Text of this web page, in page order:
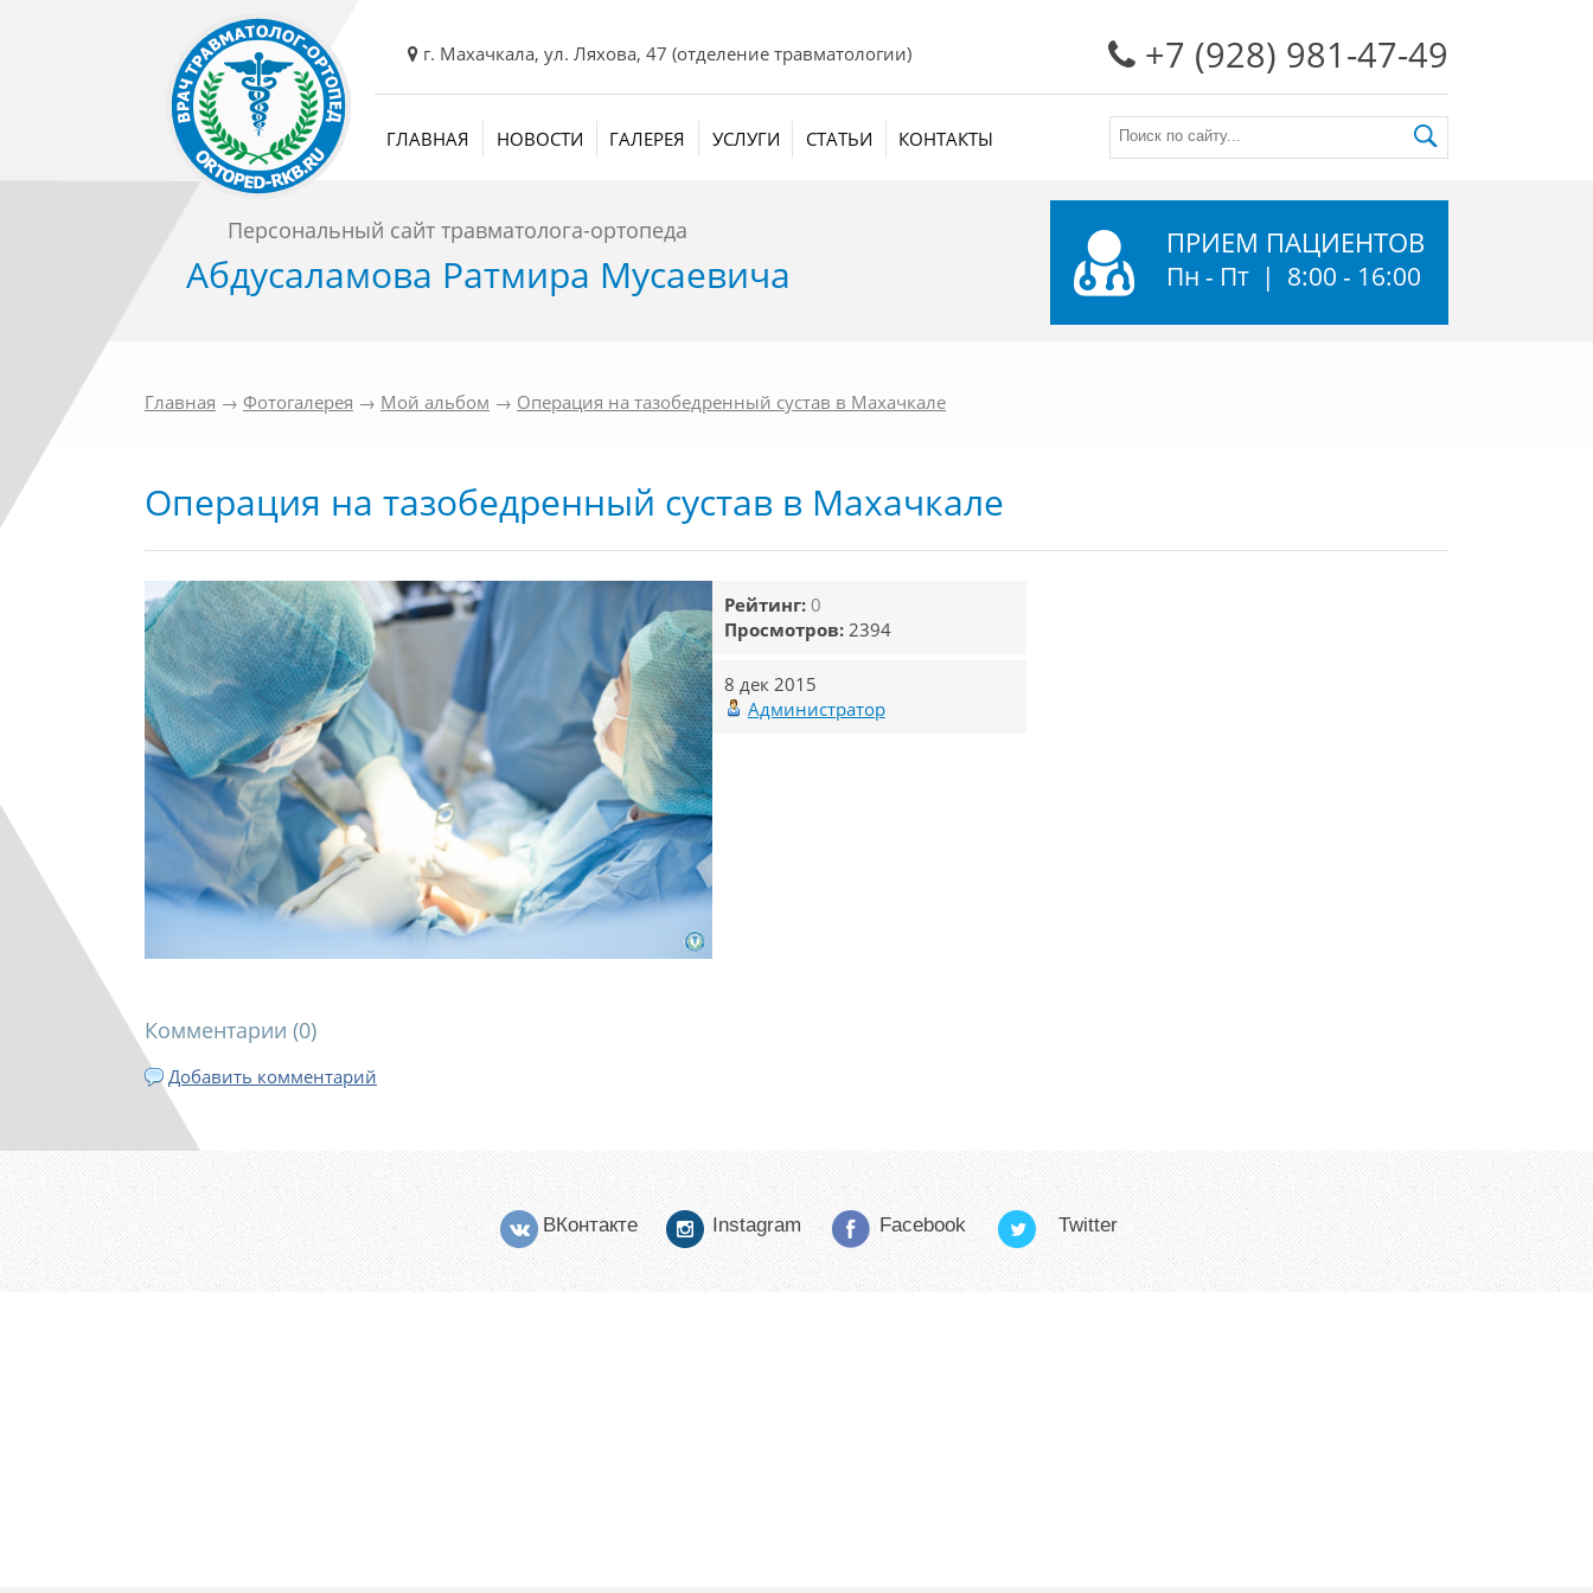
г. Махачкала, ул. Ляхова, 47 (отделение травматологии) +7 (928) 981-47-49
ГЛАВНАЯ НОВОСТИ ГАЛЕРЕЯ УСЛУГИ СТАТЬИ КОНТАКТЫ
Персональный сайт травматолога-ортопеда
Абдусаламова Ратмира Мусаевича
ПРИЕМ ПАЦИЕНТОВ
Пн - Пт | 8:00 - 16:00
Главная → Фотогалерея → Мой альбом → Операция на тазобедренный сустав в Махачкале
Операция на тазобедренный сустав в Махачкале
Рейтинг: 0
Просмотров: 2394
8 дек 2015
Администратор
Комментарии (0)
Добавить комментарий
ВКонтакте Instagram Facebook Twitter